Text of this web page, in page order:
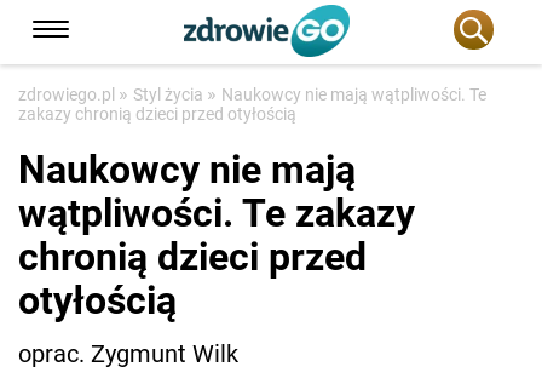
zdrowiego.pl » Styl życia » Naukowcy nie mają wątpliwości. Te
zakazy chronią dzieci przed otyłością
Naukowcy nie mają
wątpliwości. Te zakazy
chronią dzieci przed
otyłością
oprac. Zygmunt Wilk